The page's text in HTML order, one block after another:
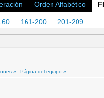
Orden Alfabético
161-200 201-209
»
Página del equipo »